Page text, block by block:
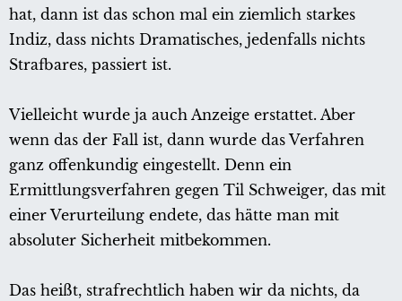
hat, dann ist das schon mal ein ziemlich starkes
Indiz, dass nichts Dramatisches, jedenfalls nichts
Strafbares, passiert ist.
Vielleicht wurde ja auch Anzeige erstattet. Aber
wenn das der Fall ist, dann wurde das Verfahren
ganz offenkundig eingestellt. Denn ein
Ermittlungsverfahren gegen Til Schweiger, das mit
einer Verurteilung endete, das hätte man mit
absoluter Sicherheit mitbekommen.
Das heißt, strafrechtlich haben wir da nichts, da